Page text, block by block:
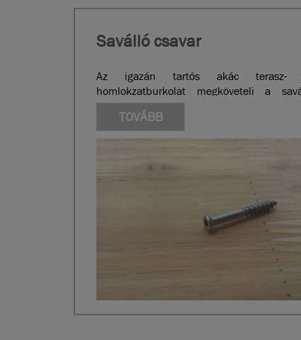
Saválló csavar
Az igazán tartós akác terasz-
homlokzatburkolat megköveteli a
anyagból készült